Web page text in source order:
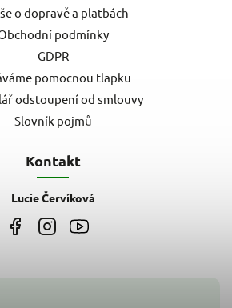
o dopravě a platbách
podmínky
GDPR
pomocnou tlapku
odstoupení od smlouvy
Slovník pojmů
Kontakt
Lucie Červíková